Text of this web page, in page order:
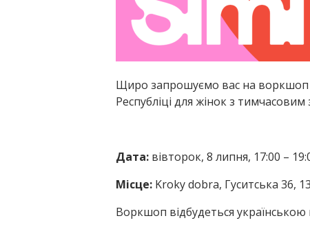
Щиро запрошуємо вас на воркшоп
Республіці для жінок з тимчасовим
Дата: вівторок, 8 липня, 17:00 –
Місце: Kroky dobra, Гуситська 36,
Воркшоп відбудеться